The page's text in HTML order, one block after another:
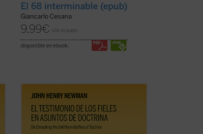
El 68 interminable (epub)
Giancarlo Cesana
9,99€ IVA incluido
disponible en ebook:
El testimonio de los fieles en asuntos de
doctrinaes uno de los textos más
significativos de John Henry Newman en
su etapa católica. Publicado en 1859 en